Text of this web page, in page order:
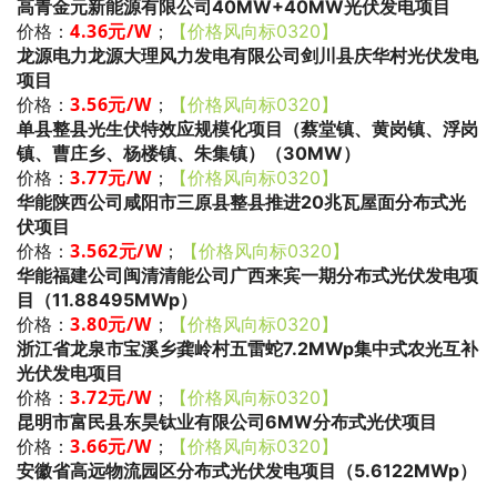
高青金元新能源有限公司40MW+40MW光伏发电项目
价格： 4.36元/W；
【价格风向标0320】
龙源电力龙源大理风力发电有限公司剑川县庆华村光伏发电
项目
价格： 3.56元/W；
【价格风向标0320】
单县整县光生伏特效应规模化项目（蔡堂镇、黄岗镇、浮岗
镇、曹庄乡、杨楼镇、朱集镇）（30MW）
价格： 3.77元/W；
【价格风向标0320】
华能陕西公司咸阳市三原县整县推进20兆瓦屋面分布式光
伏项目
价格： 3.562元/W ；
【价格风向标0320】
华能福建公司闽清清能公司广西来宾一期分布式光伏发电项
目（11.88495MWp）
价格： 3.80元/W；
【价格风向标0320】
浙江省龙泉市宝溪乡龚岭村五雷蛇7.2MWp集中式农光互补
光伏发电项目
价格： 3.72元/W；
【价格风向标0320】
昆明市富民县东昊钛业有限公司6MW分布式光伏项目
价格： 3.66元/W；
【价格风向标0320】
安徽省高远物流园区分布式光伏发电项目（5.6122MWp）